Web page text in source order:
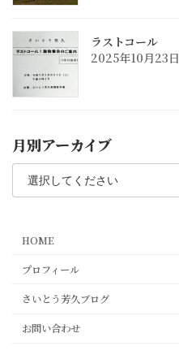
ラストコール
2025年10月23日
月別アーカイブ
HOME
プロフィール
さいとう芳久ブログ
お問い合わせ